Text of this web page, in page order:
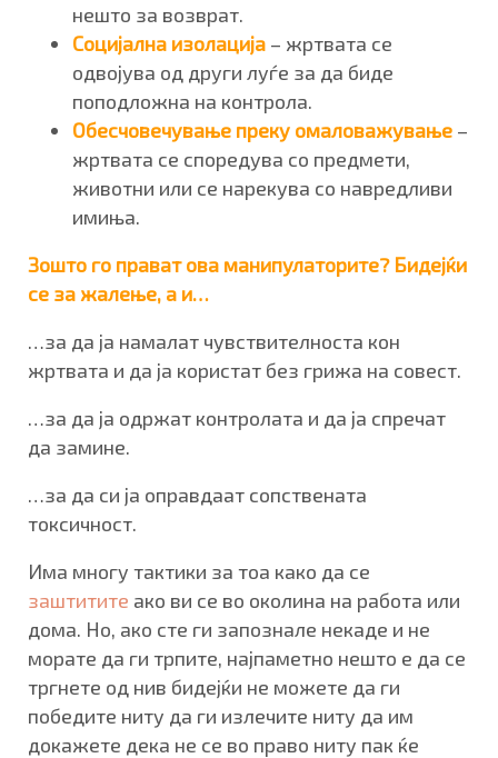
нешто за возврат.
Социјална изолација – жртвата се
одвојува од други луѓе за да биде
поподложна на контрола.
Обесчовечување преку омаловажување –
жртвата се споредува со предмети,
животни или се нарекува со навредливи
имиња.
Зошто го праватова манипулаторите? Бидејќи
се за жалење, а и…
…за да ја намалат чувствителноста кон
жртвата и да ја користат без грижа на совест.
…за да ја одржат контролата и да ја спречат
да замине.
…за да си ја оправдаат сопствената
токсичност.
Има многу тактики за тоа како да се
заштитите ако ви се во околина на работа или
дома. Но, ако сте ги запознале некаде и не
морате да ги трпите, најпаметно нешто е да се
тргнете од нив бидејќи не можете да ги
победите ниту да ги излечите ниту да им
докажете дека не се во право ниту пак ќе